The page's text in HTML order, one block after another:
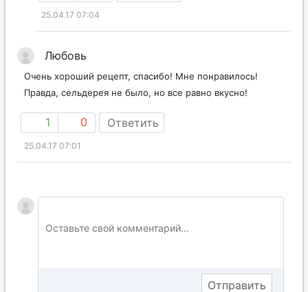
25.04.17 07:04
Любовь
Очень хороший рецепт, спасибо! Мне понравилось!
Правда, сельдерея не было, но все равно вкусно!
1 0 Ответить
25.04.17 07:01